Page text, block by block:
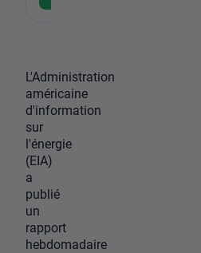
L'Administration
américaine
d'information
sur
l'énergie
(EIA)
a
publié
un
rapport
hebdomadaire